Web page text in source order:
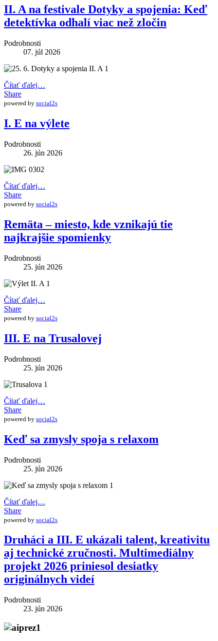
II. A na festivale Dotyky a spojenia: Keď
detektívka odhalí viac než zločin
Podrobnosti
07. júl 2026
Čítať ďalej…
Share
powered by social2s
I. E na výlete
Podrobnosti
26. jún 2026
Čítať ďalej…
Share
powered by social2s
Remäta – miesto, kde vznikajú tie
najkrajšie spomienky
Podrobnosti
25. jún 2026
Čítať ďalej…
Share
powered by social2s
III. E na Trusalovej
Podrobnosti
25. jún 2026
Čítať ďalej…
Share
powered by social2s
Keď sa zmysly spoja s relaxom
Podrobnosti
25. jún 2026
Čítať ďalej…
Share
powered by social2s
Druháci a III. E ukázali talent, kreativitu
aj technické zručnosti. Multimediálny
projekt 2026 priniesol desiatky
originálnych videí
Podrobnosti
23. jún 2026